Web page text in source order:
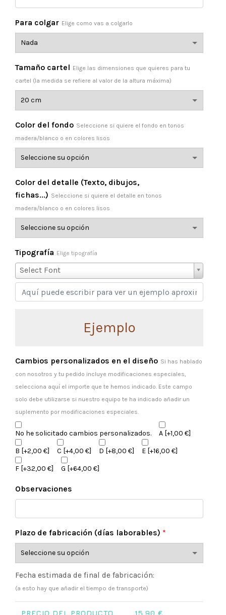
Para colgar Elige como vas a colgarlo
Tamaño cartel Elige las dimensiones que quieres para tu
cartel (la medida se refiere al valor de la altura máxima)
Color del fondo Seleccione si quiere el fondo en tonos
madera/blanco o en colores lisos
Color del detalle (Texto, dibujos,
fichas...) Seleccione si quiere el detalle en tonos
madera/blanco o en colores lisos
Tipografía Elige tipografía
Select Font
Ejemplo
Cambios personalizados en el diseño Si has hablado
con nosotros y tu pedido incluye modificaciones especiales,
selecciona aquí el importe que te hemos indicado. Este campo
solo debe utilizarse si nuestro equipo te ha indicado añadir un
suplemento por modificaciones especiales.
No he solicitado cambios personalizados. A [+1,00 €]
B [+2,00 €] C [+4,00 €] D [+8,00 €] E [+16,00 €]
F [+32,00 €] G [+64,00 €]
Observaciones
Plazo de fabricación (días laborables) *
Fecha estimada de final de fabricación:
(a esto hay que añadir el tiempo de transporte)
PRECIO DEL PRODUCTO 15,90 €